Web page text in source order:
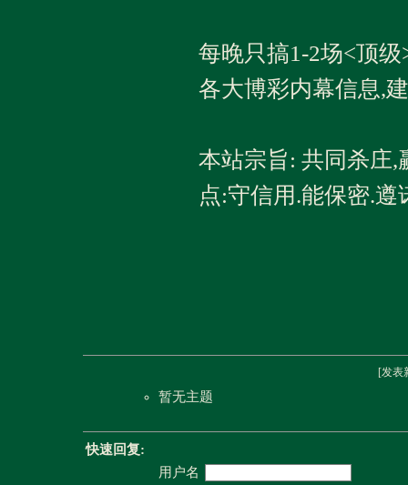
每晚只搞1-2场<顶
各大博彩内幕信息,
本站宗旨: 共同杀庄,
点:守信用.能保密.
[发表
暂无主题
快速回复:
用户名